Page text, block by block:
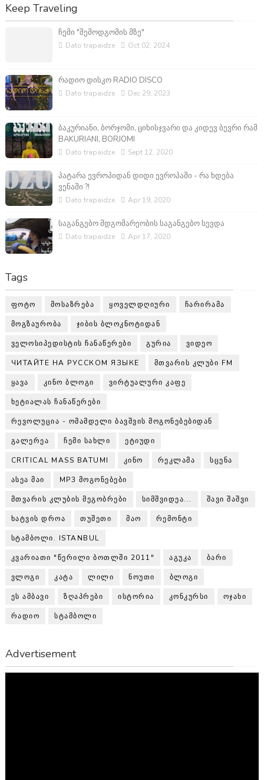
Keep Traveling
ჩემი "შემოდგომის მზე"
Dato trapaidze Oct 02, 2024
რადიო დისკო RADIO DISCO
Dato trapaidze Dec 29, 2023
ბაკურიანი, ბორჯომი, ციხისჯვარი და კიდევ ბევრი რამ
BAKURIANI, BORJOMI
Dato trapaidze Sept 12, 2020
პატარა ევროპიდან დიდი ევროპაში - რა ხდება
ვენაში ?!
Dato trapaidze Apr 19, 2020
საგანგებო მდგომარეობის საგანგებო სევდა
Dato trapaidze Apr 17, 2020
Tags
ᲤᲝᲢᲝ ᲛᲝᲡᲐᲖᲠᲔᲑᲐ ᲧᲝᲕᲔᲚᲓᲦᲘᲣᲠᲘ ᲩᲐᲠᲘᲠᲐᲛᲐ
ᲛᲝᲒᲖᲐᲣᲠᲝᲑᲐ ᲯᲘᲑᲘᲡ ᲑᲚᲝᲙᲜᲝᲢᲘᲓᲐᲜ
ᲕᲔᲚᲝᲡᲘᲞᲔᲓᲘᲡᲢᲘᲡ ᲩᲐᲜᲐᲬᲔᲠᲔᲑᲘ ᲒᲣᲠᲘᲐ ᲕᲘᲓᲔᲝ
ЧИТАЙТЕ НА РУССКОМ ЯЗЫКЕ ᲛᲗᲕᲐᲠᲘᲡ ᲙᲚᲣᲑᲘ FM
ᲧᲐᲕᲐ ᲙᲘᲜᲝ ᲑᲚᲝᲒᲘ ᲕᲘᲠᲢᲣᲐᲚᲣᲠᲘ ᲙᲐᲤᲔ
ᲮᲔᲢᲘᲐᲚᲐᲡ ᲩᲐᲜᲐᲬᲔᲠᲔᲑᲘ
ᲠᲔᲕᲝᲚᲣᲪᲘᲐ - ᲝᲛᲐᲛᲓᲔᲚᲘ ᲑᲐᲕᲨᲕᲘᲡ ᲛᲝᲒᲝᲜᲔᲑᲔᲑᲘᲓᲐᲜ
ᲒᲐᲚᲔᲠᲔᲐ ᲩᲔᲛᲘ ᲡᲐᲮᲚᲘ ᲔᲢᲘᲣᲓᲘ
CRITICAL MASS BATUMI ᲙᲘᲜᲝ ᲠᲔᲙᲚᲐᲛᲐ ᲡᲪᲔᲜᲐ
ᲐᲡᲔᲐ ᲛᲐᲘ MP3 ᲛᲝᲒᲝᲜᲔᲑᲔᲑᲘ
ᲛᲗᲕᲐᲠᲘᲡ ᲙᲚᲣᲑᲘᲡ ᲛᲔᲒᲝᲑᲠᲔᲑᲘ ᲡᲘᲛᲨᲕᲘᲓᲔᲐ... ᲨᲐᲕᲘ ᲨᲐᲨᲕᲘ
ᲮᲐᲢᲕᲘᲡ ᲓᲠᲝᲐ ᲗᲣᲨᲔᲗᲘ ᲛᲐᲝ ᲠᲔᲛᲝᲜᲢᲘ
ᲡᲢᲐᲛᲑᲝᲚᲘ. ISTANBUL
ᲙᲕᲐᲠᲘᲐᲗᲘ "ᲬᲔᲠᲘᲚᲘ ᲑᲝᲗᲚᲨᲘ 2011" ᲐᲒᲣᲙᲐ ᲑᲐᲠᲘ
ᲕᲚᲝᲒᲘ ᲙᲐᲢᲐ ᲚᲘᲚᲘ ᲜᲝᲣᲗᲘ ᲑᲚᲝᲒᲘ
ᲔᲡ ᲐᲛᲑᲐᲕᲘ ᲖᲦᲐᲞᲠᲔᲑᲘ ᲘᲡᲢᲝᲠᲘᲐ ᲙᲝᲜᲙᲣᲠᲡᲘ ᲝᲯᲐᲮᲘ
ᲠᲐᲓᲘᲝ ᲡᲢᲐᲛᲑᲝᲚᲘ
Advertisement